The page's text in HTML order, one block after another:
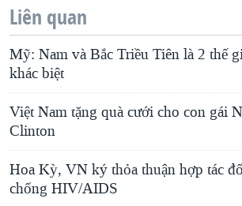
Liên quan
Mỹ: Nam và Bắc Triều Tiên là 2 thế
khác biệt
Việt Nam tặng quà cưới cho con gái
Clinton
Hoa Kỳ, VN ký thỏa thuận hợp tác
chống HIV/AIDS